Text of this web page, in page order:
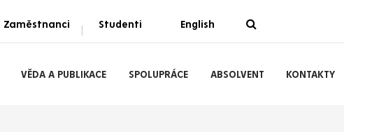
Zaměstnanci | Studenti English
VĚDA A PUBLIKACE SPOLUPRÁCE ABSOLVENT KONTAKTY